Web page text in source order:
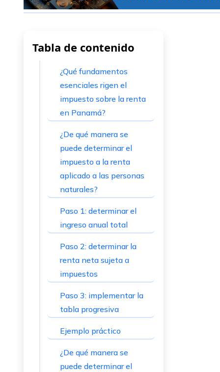
Tabla de contenido
¿Qué fundamentos
esenciales rigen el
impuesto sobre la renta
en Panamá?
¿De qué manera se
puede determinar el
impuesto a la renta
aplicado a las personas
naturales?
Paso 1: determinar el
ingreso anual total
Paso 2: determinar la
renta neta sujeta a
impuestos
Paso 3: implementar la
tabla progresiva
Ejemplo práctico
¿De qué manera se
puede determinar el